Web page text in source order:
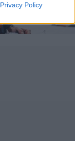
Privacy Policy